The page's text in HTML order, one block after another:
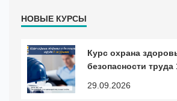
НОВЫЕ КУРСЫ
Курс охранa
безопасности труда
29.09.2026